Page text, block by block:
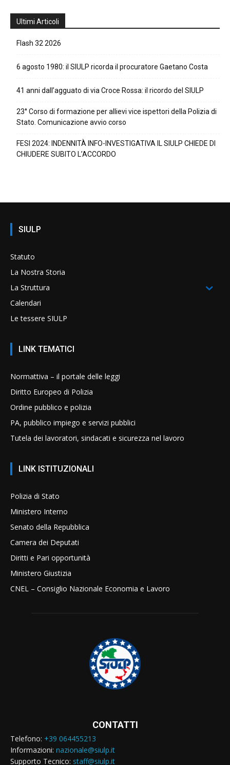
Ultimi Articoli
Flash 32 2026
6 agosto 1980: il SIULP ricorda il procuratore Gaetano Costa
41 anni dall’agguato di via Croce Rossa: il ricordo del SIULP
23° Corso di formazione per allievi vice ispettori della Polizia di
Stato. Comunicazione avvio corso
FESI 2024: INDENNITÀ INFO-INVESTIGATIVA IL SIULP CHIEDE DI
CHIUDERE SUBITO L’ACCORDO
SIULP
Statuto
La Nostra Storia
La Struttura
Calendari
Le tessere SIULP
LINK TEMATICI
Normattiva – il portale delle leggi
Diritto Europeo di Polizia
Ordine pubblico e polizia
PA, pubblico impiego e servizi pubblici
Tutela dei lavoratori, sindacati e sicurezza nel lavoro
LINK ISTITUZIONALI
Polizia di Stato
Ministero Interno
Senato della Repubblica
Camera dei Deputati
Diritti e Pari opportunità
Ministero Giustizia
CNEL – Consiglio Nazionale Economia e Lavoro
CONTATTI
Telefono: +39 064455213
Informazioni: nazionale@siulp.it
Supporto Tecnico: staff@siulp.it